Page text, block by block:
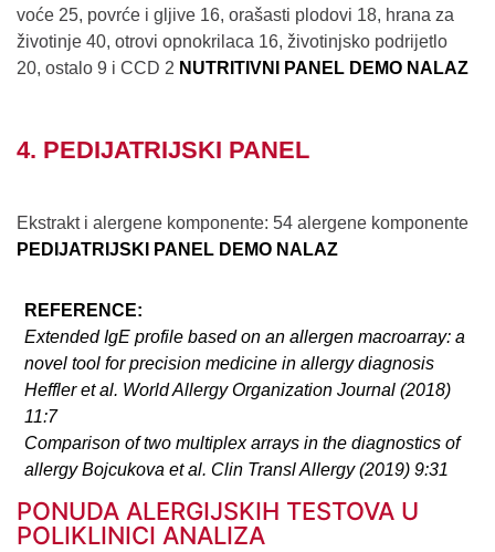
voće 25, povrće i gljive 16, orašasti plodovi 18, hrana za
životinje 40, otrovi opnokrilaca 16, životinjsko podrijetlo
20, ostalo 9 i CCD 2 NUTRITIVNI PANEL DEMO NALAZ
4. PEDIJATRIJSKI PANEL
Ekstrakt i alergene komponente: 54 alergene komponente
PEDIJATRIJSKI PANEL DEMO NALAZ
REFERENCE:
Extended IgE profile based on an allergen macroarray: a
novel tool for precision medicine in allergy diagnosis
Heffler et al. World Allergy Organization Journal (2018)
11:7
Comparison of two multiplex arrays in the diagnostics of
allergy Bojcukova et al. Clin Transl Allergy (2019) 9:31
PONUDA ALERGIJSKIH TESTOVA U
POLIKLINICI ANALIZA